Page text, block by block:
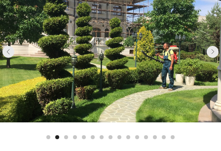
Главный инженер
Илья Данилов